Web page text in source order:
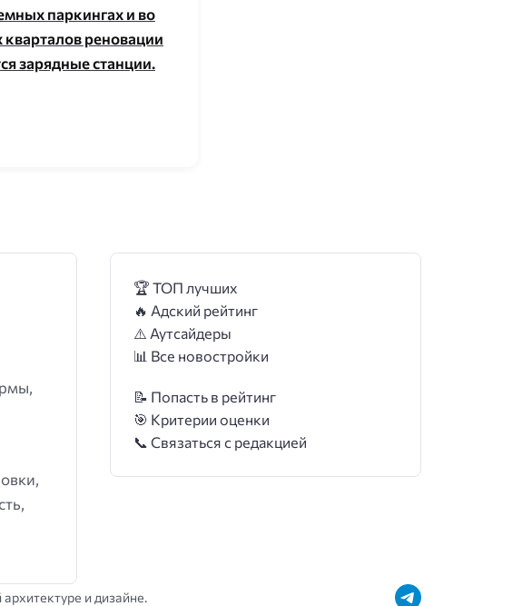
паркингах и во
кварталов реновации
зарядные станции.
🏆 ТОП лучших
🔥 Адский рейтинг
⚠️ Аутсайдеры
📊 Все новостройки
📝 Попасть в рейтинг
🎯 Критерии оценки
📞 Связаться с редакцией
и дизайне.